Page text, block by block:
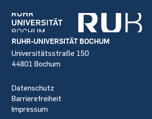
Footer
RUHR-UNIVERSITÄT BOCHUM
Universitätsstraße 150
44801 Bochum
Datenschutz
Barrierefreiheit
Impressum